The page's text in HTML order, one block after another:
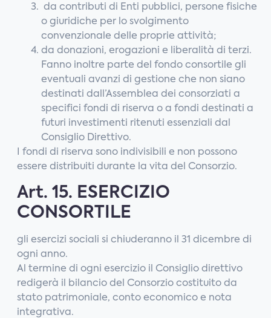
da contributi di Enti pubblici, persone fisiche
o giuridiche per lo svolgimento
convenzionale delle proprie attività;
da donazioni, erogazioni e liberalità di terzi.
Fanno inoltre parte del fondo consortile gli
eventuali avanzi di gestione che non siano
destinati dall’Assemblea dei consorziati a
specifici fondi di riserva o a fondi destinati a
futuri investimenti ritenuti essenziali dal
Consiglio Direttivo.
I fondi di riserva sono indivisibili e non possono
essere distribuiti durante la vita del Consorzio.
Art. 15. ESERCIZIO
CONSORTILE
gli esercizi sociali si chiuderanno il 31 dicembre di
ogni anno.
Al termine di ogni esercizio il Consiglio direttivo
redigerà il bilancio del Consorzio costituito da
stato patrimoniale, conto economico e nota
integrativa.